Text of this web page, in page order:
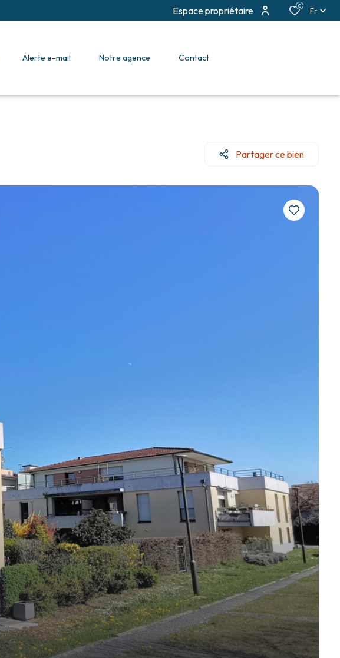
Espace propriétaire 0 Fr
alerte e-mail notre agence contact
Partager ce bien